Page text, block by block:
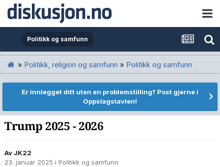
Politikk og samfunn
» Politikk, religion og samfunn » Politikk og samfunn
Er innlegget ditt uten en problemstilling? Post gjerne i
Oppslagstavlen!
Trump 2025 - 2026
Av JK22
23. januar 2025 i Politikk og samfunn